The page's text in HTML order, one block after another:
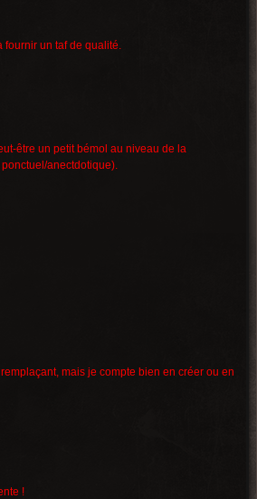
fournir un taf de qualité.
être un petit bémol au niveau de la
anectdotique).
mais je compte bien en créer ou en
!